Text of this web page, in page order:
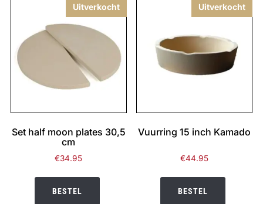
Uitverkocht
Set half moon plates 30,5
cm
€34.95
BESTEL
Uitverkocht
Vuurring 15 inch Kamado
€44.95
BESTEL